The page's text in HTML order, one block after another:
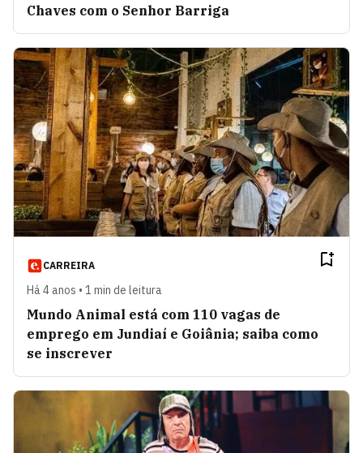
Chaves com o Senhor Barriga
CARREIRA
Há 4 anos • 1 min de leitura
Mundo Animal está com 110 vagas de
emprego em Jundiaí e Goiânia; saiba como
se inscrever